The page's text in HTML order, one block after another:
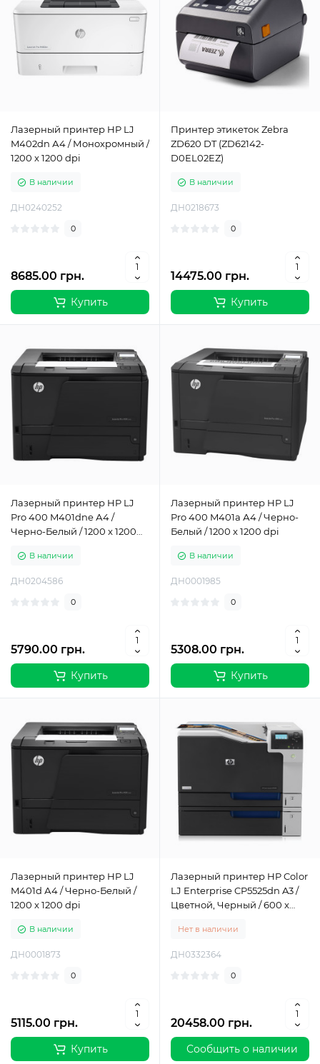
Лазерный принтер HP LJ
M402dn А4 / Монохромный /
1200 x 1200 dpi
В наличии
ДН0240252
0
8685.00 грн.
Купить
Принтер этикеток Zebra
ZD620 DT (ZD62142-
D0EL02EZ)
В наличии
ДН0218673
0
14475.00 грн.
Купить
Лазерный принтер HP LJ
Pro 400 M401dne А4 /
Черно-Белый / 1200 x 1200
В наличии
ДН0204586
0
5790.00 грн.
Купить
Лазерный принтер HP LJ
Pro 400 M401a А4 / Черно-
Белый / 1200 x 1200 dpi
В наличии
ДН0001985
0
5308.00 грн.
Купить
Лазерный принтер HP LJ
M401d А4 / Черно-Белый /
1200 x 1200 dpi
В наличии
ДН0001873
0
5115.00 грн.
Купить
Лазерный принтер HP Color
LJ Enterprise CP5525dn A3 /
Цветной, Черный / 600 x
Нет в наличии
ДН0332364
0
20458.00 грн.
Сообщить о наличии